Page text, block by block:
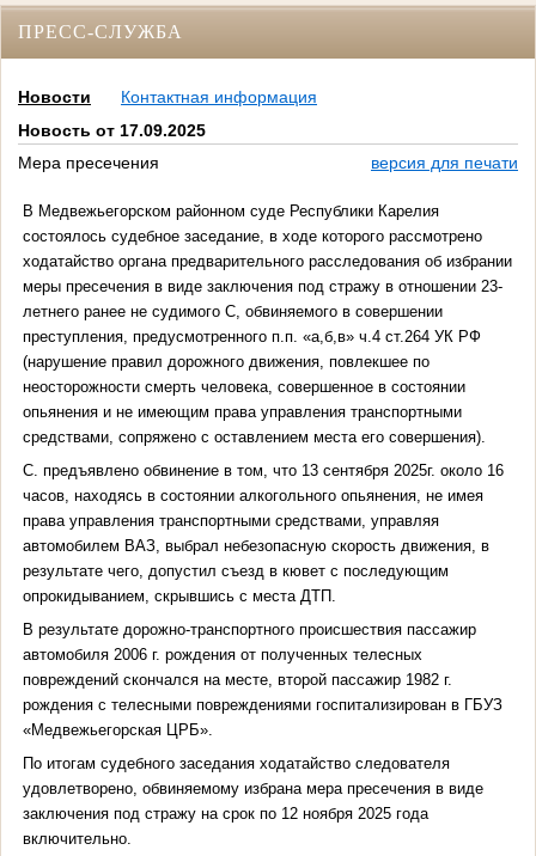
ПРЕСС-СЛУЖБА
Новости
Контактная информация
Новость от 17.09.2025
Мера пресечения
версия для печати
В Медвежьегорском районном суде Республики Карелия
состоялось судебное заседание, в ходе которого рассмотрено
ходатайство органа предварительного расследования об избрании
меры пресечения в виде заключения под стражу в отношении 23-
летнего ранее не судимого С, обвиняемого в совершении
преступления, предусмотренного п.п. «а,б,в» ч.4 ст.264 УК РФ
(нарушение правил дорожного движения, повлекшее по
неосторожности смерть человека, совершенное в состоянии
опьянения и не имеющим права управления транспортными
средствами, сопряжено с оставлением места его совершения).
С. предъявлено обвинение в том, что 13 сентября 2025г. около 16
часов, находясь в состоянии алкогольного опьянения, не имея
права управления транспортными средствами, управляя
автомобилем ВАЗ, выбрал небезопасную скорость движения, в
результате чего, допустил съезд в кювет с последующим
опрокидыванием, скрывшись с места ДТП.
В результате дорожно-транспортного происшествия пассажир
автомобиля 2006 г. рождения от полученных телесных
повреждений скончался на месте, второй пассажир 1982 г.
рождения с телесными повреждениями госпитализирован в ГБУЗ
«Медвежьегорская ЦРБ».
По итогам судебного заседания ходатайство следователя
удовлетворено, обвиняемому избрана мера пресечения в виде
заключения под стражу на срок по 12 ноября 2025 года
включительно.